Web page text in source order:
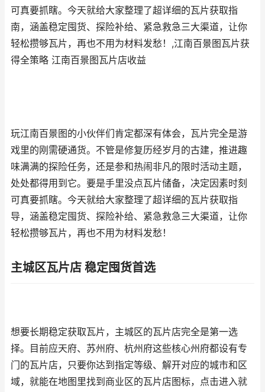
可真要抓瞎。今天就给大家整理了超详细的瓦片获取指
南，涵盖稳定囤货、探险补给、紧急救急三大渠道，让你
轻松攒够瓦片，再也不用为材料发愁！,江南百景图瓦片获
得全策略 江南百景图瓦片店收益
玩江南百景图的小伙伴们肯定都深有体会，瓦片完全是游
戏里的刚需硬通货。不管是修复历经岁月的古建，推进趣
味满满的探险任务，还是参和热闹非凡的限时活动主题，
处处都得用到它。要是手里没点瓦片储备，决定因素时刻
可真要抓瞎。今天就给大家整理了超详细的瓦片获取指
导，涵盖稳定囤货、探险补给、紧急救急三大渠道，让你
轻松攒够瓦片，再也不用为材料发愁！
主城区瓦片店 稳定囤货首选
想要长期稳定获取瓦片，主城区的瓦片店完全是第一选
择。目前应天府、苏州府、杭州府这些核心州府都设有专
门的瓦片店，只要你达到指定等级、解开对应的城市和区
域，就能在地图里找到商业区的瓦片店图标，点击进入就